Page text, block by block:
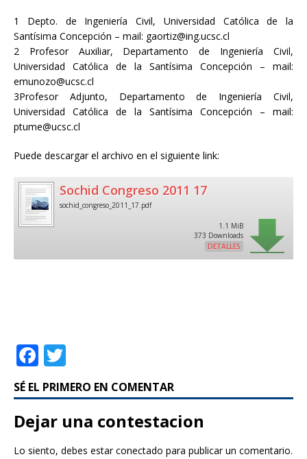
1 Depto. de Ingeniería Civil, Universidad Católica de la
Santísima Concepción – mail: gaortiz@ing.ucsc.cl
2 Profesor Auxiliar, Departamento de Ingeniería Civil,
Universidad Católica de la Santísima Concepción – mail:
emunozo@ucsc.cl
3Profesor Adjunto, Departamento de Ingeniería Civil,
Universidad Católica de la Santísima Concepción – mail:
ptume@ucsc.cl
Puede descargar el archivo en el siguiente link:
Sochid Congreso 2011 17
sochid_congreso_2011_17.pdf
1.1 MiB
373 Downloads
DETALLES
F
a
c
e
b
w
it
te
r
SÉ EL PRIMERO EN COMENTAR
Dejar una contestacion
Lo siento, debes estarconectado para publicar un comentario.